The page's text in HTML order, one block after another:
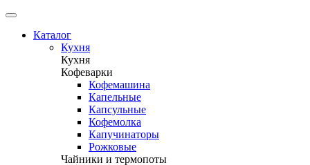
Каталог
Кухня
Кухня
Кофеварки
Кофемашина
Капельные
Капсульные
Кофемолка
Капучинаторы
Рожковые
Чайники и термопоты